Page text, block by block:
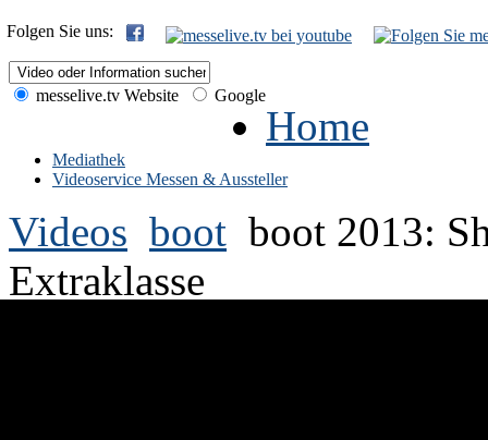
Folgen Sie uns:
messelive.tv Website Google
Home
Mediathek
Videoservice Messen & Aussteller
Videos boot boot 2013:
Extraklasse